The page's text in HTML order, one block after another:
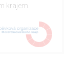
krajem.